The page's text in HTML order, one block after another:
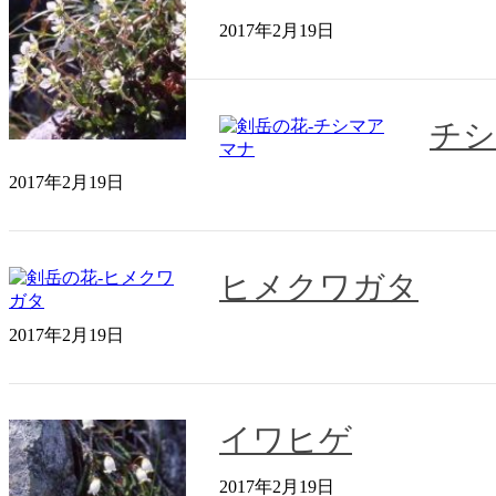
2017年2月19日
チ
2017年2月19日
ヒメクワガタ
2017年2月19日
イワヒゲ
2017年2月19日